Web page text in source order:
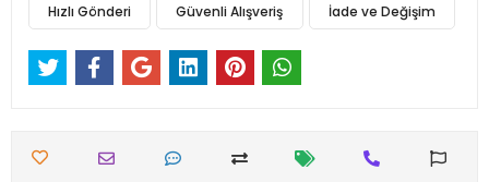
Hızlı Gönderi Güvenli Alışveriş İade ve Değişim